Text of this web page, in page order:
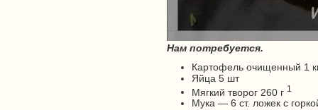
Нам потребуется.
Картофель очищенный 1
Яйца 5 шт
Мягкий творог 260 г 1
Мука — 6 ст. ложек с